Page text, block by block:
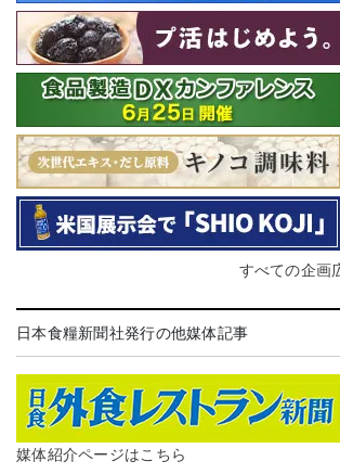
すべての企画
日本食糧新聞社発行の他媒体記事
媒体紹介ページはこちら